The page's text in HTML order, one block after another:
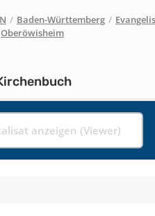
/ Baden-Württemberg /
Oberöwisheim
anzeigen (Viewer)